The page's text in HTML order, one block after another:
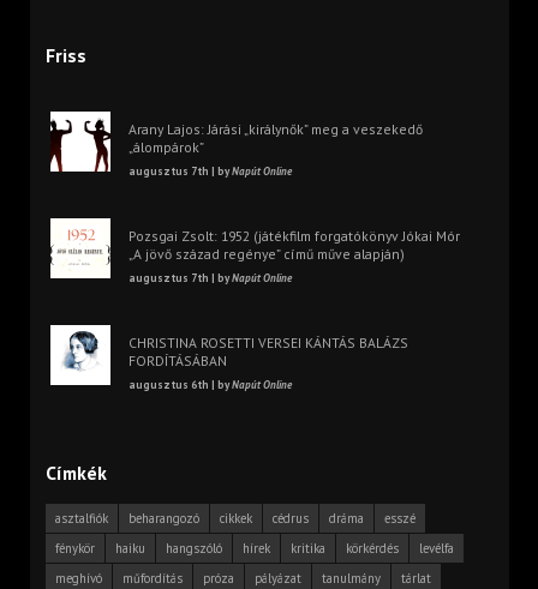
Friss
Arany Lajos: Járási „királynők” meg a veszekedő
„álompárok”
augusztus 7th | byNapút Online
Pozsgai Zsolt: 1952 (játékfilm forgatókönyv Jókai Mór
„A jövő század regénye” című műve alapján)
augusztus 7th | byNapút Online
CHRISTINA ROSETTI VERSEI KÁNTÁS BALÁZS
FORDÍTÁSÁBAN
augusztus 6th | byNapút Online
Címkék
asztalfiók beharangozó cikkek cédrus dráma
esszé
fénykör
haiku hangszóló hírek kritika körkérdés
levélfa
meghívó
műfordítás próza pályázat tanulmány
tárlat